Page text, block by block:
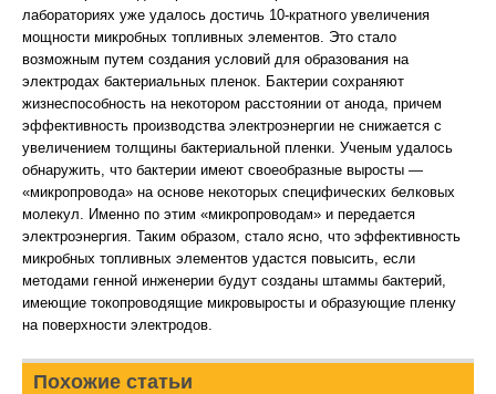
лабораториях уже удалось достичь 10-кратного увеличения
мощности микробных топливных элементов. Это стало
возможным путем создания условий для образования на
электродах бактериальных пленок. Бактерии сохраняют
жизнеспособность на некотором расстоянии от анода, причем
эффективность производства электроэнергии не снижается с
увеличением толщины бактериальной пленки. Ученым удалось
обнаружить, что бактерии имеют своеобразные выросты —
«микропровода» на основе некоторых специфических белковых
молекул. Именно по этим «микропроводам» и передается
электроэнергия. Таким образом, стало ясно, что эффективность
микробных топливных элементов удастся повысить, если
методами генной инженерии будут созданы штаммы бактерий,
имеющие токопроводящие микровыросты и образующие пленку
на поверхности электродов.
Похожие статьи